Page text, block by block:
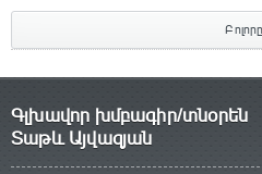
Բոլորը
Գլխավոր խմբագիր/տնօրեն
Տաթև Այվազյան